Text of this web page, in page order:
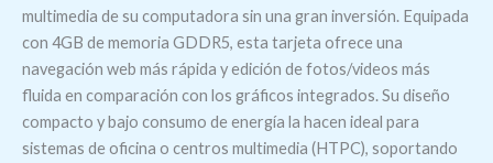
multimedia de su computadora sin una gran inversión. Equipada
con 4GB de memoria GDDR5, esta tarjeta ofrece una
navegación web más rápida y edición de fotos/videos más
fluida en comparación con los gráficos integrados. Su diseño
compacto y bajo consumo de energía la hacen ideal para
sistemas de oficina o centros multimedia (HTPC), soportando